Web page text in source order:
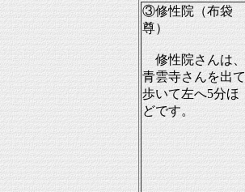
③修性院（布袋
尊）
修性院さんは、
青雲寺さんを出て
歩いて左へ5分ほ
どです。